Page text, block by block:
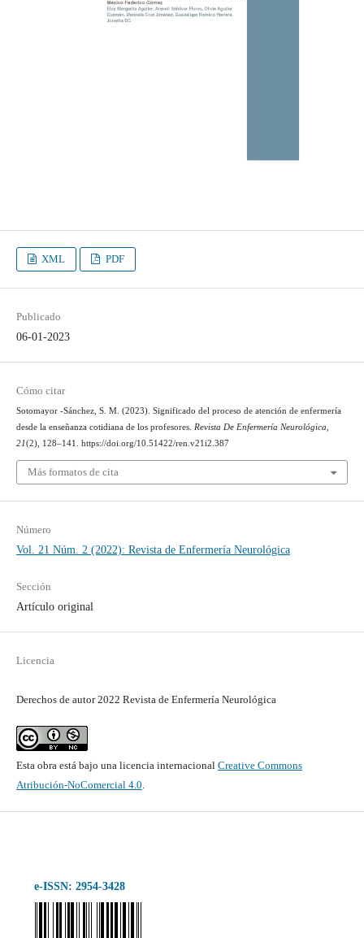
XML PDF
Publicado
06-01-2023
Cómo citar
Sotomayor -Sánchez, S. M. (2023). Significado del proceso de atención de enfermería
desde la enseñanza cotidiana de los profesores. Revista De Enfermería Neurológica
21(2), 128–141. https://doi.org/10.51422/ren.v21i2.387
Más formatos de cita
Número
Vol. 21 Núm. 2 (2022): Revista de Enfermería Neurológica
Sección
Artículo original
Licencia
Derechos de autor 2022 Revista de Enfermería Neurológica
Esta obra está bajo una licencia internacional Creative Commons
Atribución-NoComercial 4.0
e-ISSN: 2954-3428